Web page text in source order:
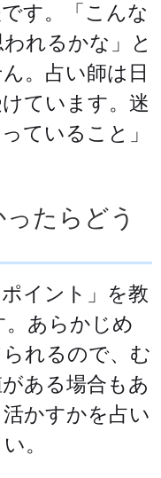
す。「こんな
れるかな」と
。占い師は日
ています。迷
ていること」
たらどう
イント」を教
あらかじめ
れるので、む
ある場合もあ
かすかを占い
。